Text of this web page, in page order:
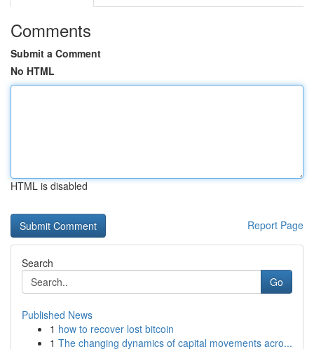
Comments
Submit a Comment
No HTML
HTML is disabled
Report Page
Search
Go
Published News
1 how to recover lost bitcoin
1 The changing dynamics of capital movements acro...